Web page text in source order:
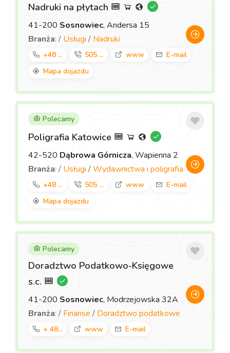
Nadruki na płytach
41-200 Sosnowiec, Andersa 15
Branża: / Usługi / Nadruki
+48 ... 505 ... www
E-mail
Mapa dojazdu
Polecamy
Poligrafia Katowice
42-520 Dąbrowa Górnicza, Wapienna 2
Branża: / Usługi /Wydawnictwa i poligrafia
+48 ... 505 ... www
E-mail
Mapa dojazdu
Polecamy
Doradztwo Podatkowo-Księgowe
s.c.
41-200 Sosnowiec, Modrzejowska 32A
Branża: / Finanse / Doradztwo podatkowe
+ 48... www E-mail